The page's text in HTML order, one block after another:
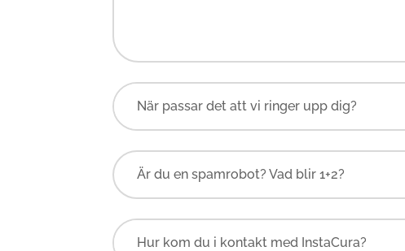
Är du en spamrobot? Vad blir 1+2?